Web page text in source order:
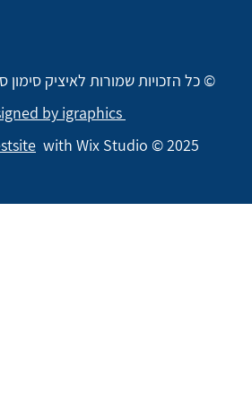
with Wix Studio © 2025
by igraphics
© כל הזכויות שמורות לאיציק סימון